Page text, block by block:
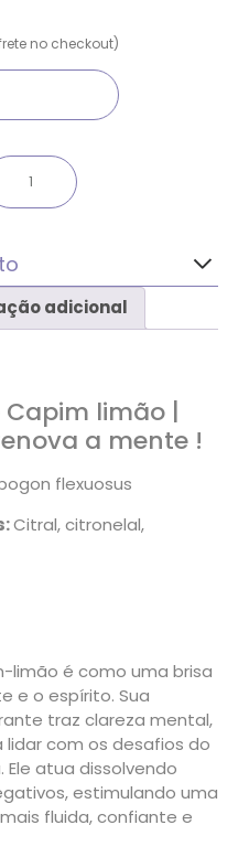
5%
bandeiras de cartão de
adicional
Capim limão |
a mente !
flexuosus
Citral, citronelal,
limão é como uma brisa
e o espírito. Sua
traz clareza mental,
com os desafios do
atua dissolvendo
estimulando uma
fluida, confiante e